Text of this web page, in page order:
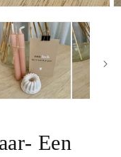
Een